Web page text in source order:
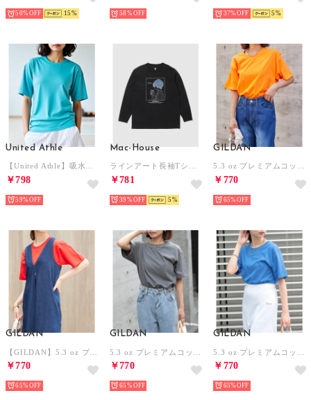
50% 15 58% 37% 5
United Athle
￥798
59%
Mac-House
￥781
39% 5
GILDAN
￥770
65%
GILDAN
￥770
65%
GILDAN
￥770
65%
GILDAN
￥770
65%